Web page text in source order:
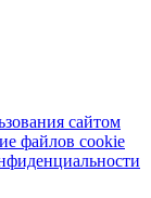
сайтом
файлов cookie